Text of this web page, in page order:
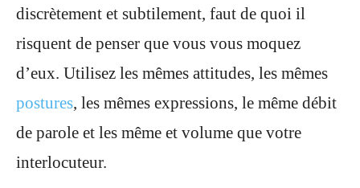
discrètement et subtilement, faut de quoi il
risquent de penser que vous vous moquez
d’eux. Utilisez les mêmes attitudes, les mêmes
postures, les mêmes expressions, le même débit
de parole et les même et volume que votre
interlocuteur.